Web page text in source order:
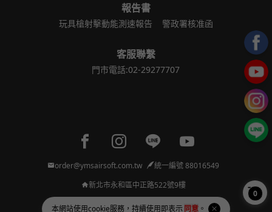
本網站使用cookie服務，持續使用即表示同意 。
報告書
玩具槍射擊動能測速報告 警政署核准函
客服聯繫
門市電話:02-29277707
Facebook page
Instagram page
Line pageYoutube page
order@ymsairsoft.com.tw
統一編號 88016549
新北市永和區中正路522號9樓
0